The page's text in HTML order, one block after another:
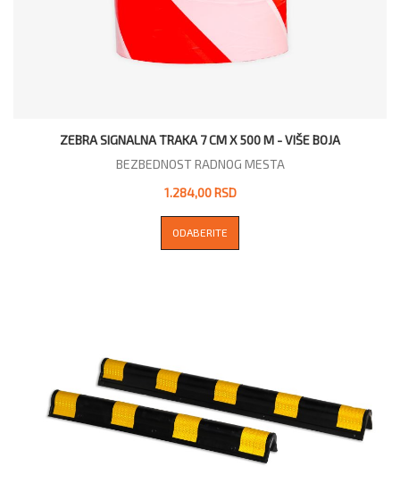
ZEBRA SIGNALNA TRAKA 7 CM X 500 M - VIŠE BOJA
BEZBEDNOST RADNOG MESTA
1.284,00 RSD
ODABERITE